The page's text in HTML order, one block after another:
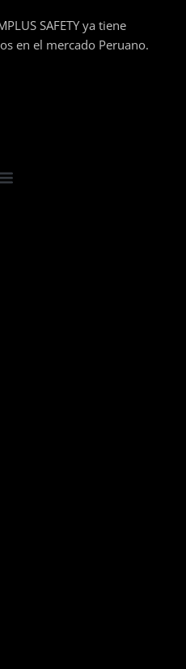
SAFETY ya tiene
en el mercado Peruano.